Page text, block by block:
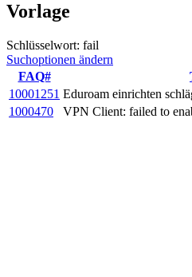
Vorlage
Schlüsselwort: fail
Suchoptionen ändern
FAQ#
10001251 Eduroam einrichten
1000470
VPN Client: failed to